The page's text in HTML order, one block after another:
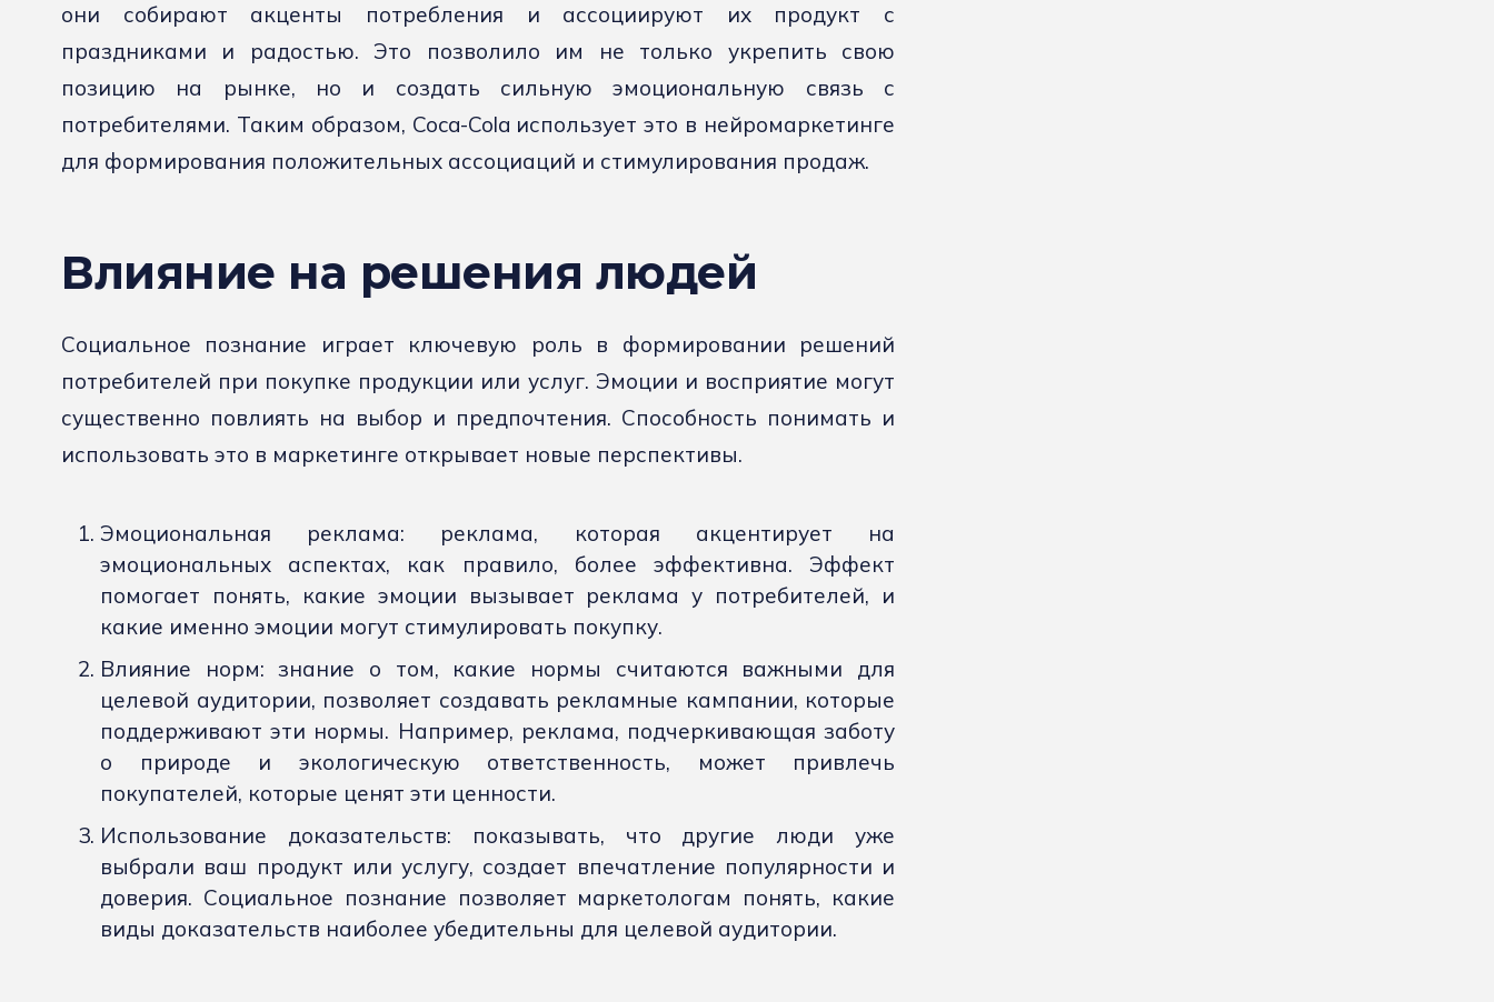
они собирают акценты потребления и ассоциируют их продукт с
праздниками и радостью. Это позволило им не только укрепить свою
позицию на рынке, но и создать сильную эмоциональную связь с
потребителями. Таким образом, Coca-Cola использует это в нейромаркетинге
для формирования положительных ассоциаций и стимулирования продаж.
Влияние на решения людей
Социальное познание играет ключевую роль в формировании решений
потребителей при покупке продукции или услуг. Эмоции и восприятие могут
существенно повлиять на выбор и предпочтения. Способность понимать и
использовать это в маркетинге открывает новые перспективы.
Эмоциональная реклама: реклама, которая акцентирует на
эмоциональных аспектах, как правило, более эффективна. Эффект
помогает понять, какие эмоции вызывает реклама у потребителей, и
какие именно эмоции могут стимулировать покупку.
Влияние норм: знание о том, какие нормы считаются важными для
целевой аудитории, позволяет создавать рекламные кампании, которые
поддерживают эти нормы. Например, реклама, подчеркивающая заботу
о природе и экологическую ответственность, может привлечь
покупателей, которые ценят эти ценности.
Использование доказательств: показывать, что другие люди уже
выбрали ваш продукт или услугу, создает впечатление популярности и
доверия. Социальное познание позволяет маркетологам понять, какие
виды доказательств наиболее убедительны для целевой аудитории.